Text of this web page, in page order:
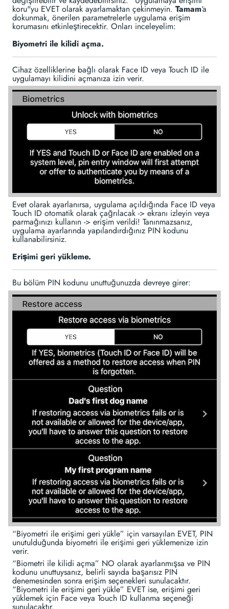
koru"yu EVET olarak ayarlamaktan çekinmeyin. Tamam‘a
dokunmak, önerilen parametrelerle uygulama erişim
korumasını etkinleştirecektir. Onları inceleyelim:
Biyometri ile kilidi açma.
Cihaz özelliklerine bağlı olarak Face ID veya Touch ID ile
uygulamayı kilidini açmanıza izin verir.
Evet olarak ayarlanırsa, uygulama açıldığında Face ID veya
Touch ID otomatik olarak çağrılacak -> ekranı izleyin veya
parmağınızı kullanın -> erişim verildi! Tanınmazsanız,
uygulama ayarlarında yapılandırdığınız PIN kodunu
kullanabilirsiniz.
Erişimi geri yükleme.
Bu bölüm PIN kodunu unuttuğunuzda devreye girer:
“Biyometri ile erişimi geri yükle” için varsayılan EVET, PIN
unutulduğunda biyometri ile erişimi geri yüklemenize izin
verir.
“Biometri ile kilidi açma” NO olarak ayarlanmışsa ve PIN
kodunu unuttuysanız, belirli sayıda başarısız PIN
denemesinden sonra erişim seçenekleri sunulacaktır.
“Biyometri ile erişimi geri yükle” EVET ise, erişimi geri
yüklemek için Face veya Touch ID kullanma seçeneği
sunulacaktır.